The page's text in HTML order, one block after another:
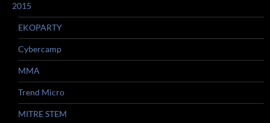
2015
EKOPARTY
Cybercamp
MMA
Trend Micro
MITRE STEM